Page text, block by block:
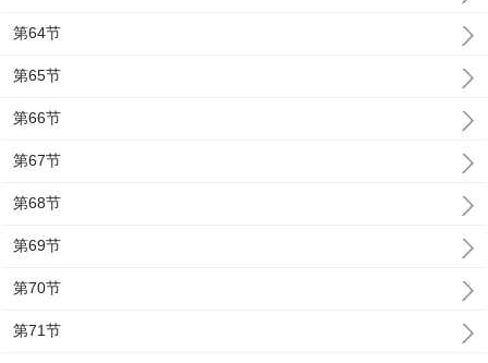
第64节
第65节
第66节
第67节
第68节
第69节
第70节
第71节